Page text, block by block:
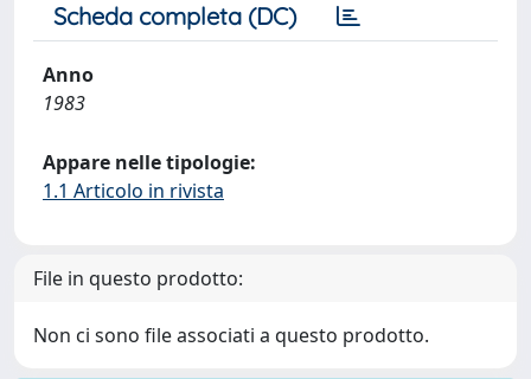
Scheda completa (DC)
Anno
1983
Appare nelle tipologie:
1.1 Articolo in rivista
File in questo prodotto:
Non ci sono file associati a questo prodotto.